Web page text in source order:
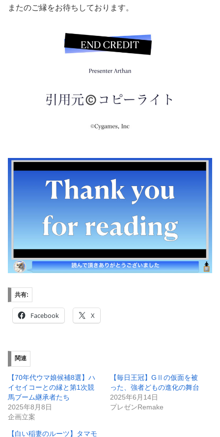
またのご縁をお待ちしております。
共有:
Facebook X
関連
【70年代ウマ娘候補8選】ハ
イセイコーとの縁と第1次競
馬ブーム継承者たち
2025年8月8日
企画立案
【毎日王冠】GⅡの仮面を被
った、強者どもの進化の舞台
2025年6月14日
プレゼンRemake
【白い稲妻のルーツ】タマモ